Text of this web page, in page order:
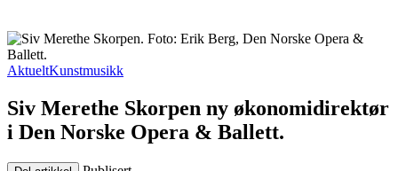
AktueltKunstmusikk
Siv Merethe Skorpen ny økonomidirektør
i Den Norske Opera & Ballett.